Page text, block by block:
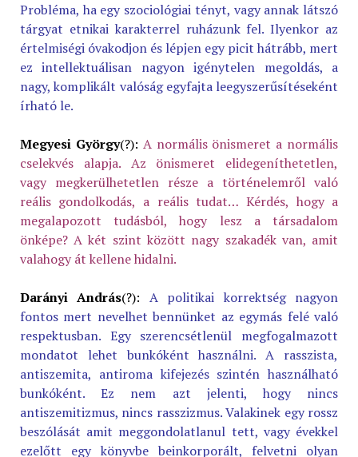
Probléma, ha egy szociológiai tényt, vagy annak látszó
tárgyat etnikai karakterrel ruházunk fel. Ilyenkor az
értelmiségi óvakodjon és lépjen egy picit hátrább, mert
ez intellektuálisan nagyon igénytelen megoldás, a
nagy, komplikált valóság egyfajta leegyszerűsítéseként
írható le.
Megyesi György(?): A normális önismeret a normális
cselekvés alapja. Az önismeret elidegeníthetetlen,
vagy megkerülhetetlen része a történelemről való
reális gondolkodás, a reális tudat… Kérdés, hogy a
megalapozott tudásból, hogy lesz a társadalom
önképe? A két szint között nagy szakadék van, amit
valahogy át kellene hidalni.
Darányi András(?): A politikai korrektség nagyon
fontos mert nevelhet bennünket az egymás felé való
respektusban. Egy szerencsétlenül megfogalmazott
mondatot lehet bunkóként használni. A rasszista,
antiszemita, antiroma kifejezés szintén használható
bunkóként. Ez nem azt jelenti, hogy nincs
antiszemitizmus, nincs rasszizmus. Valakinek egy rossz
beszólását amit meggondolatlanul tett, vagy évekkel
ezelőtt egy könyvbe beinkorporált, felvetni olyan